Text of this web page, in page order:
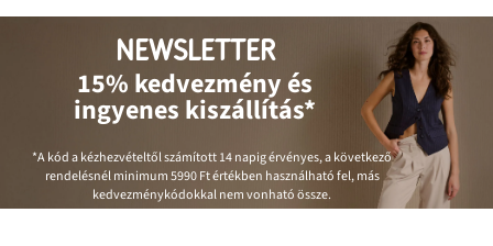
NEWSLETTER
15% kedvezmény és
ingyenes kiszállítás*
*A kód a kézhezvételtől számított 14 napig érvényes, a következő
rendelésnél minimum5990 Ftértékben használható fel, más
kedvezménykódokkal nem vonható össze.